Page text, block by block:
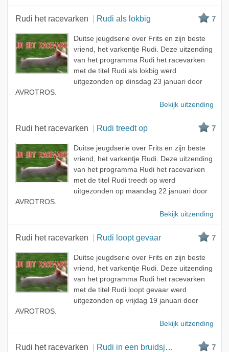
Rudi het racevarken Rudi als lokbig 7
Duitse jeugdserie over Frits en zijn beste
vriend, het varkentje Rudi. Deze uitzending
van het programma Rudi het racevarken
met de titel Rudi als lokbig werd
uitgezonden op dinsdag 23 januari door
AVROTROS.
Bekijk uitzending
Rudi het racevarken Rudi treedt op 7
Duitse jeugdserie over Frits en zijn beste
vriend, het varkentje Rudi. Deze uitzending
van het programma Rudi het racevarken
met de titel Rudi treedt op werd
uitgezonden op maandag 22 januari door
AVROTROS.
Bekijk uitzending
Rudi het racevarken Rudi loopt gevaar 7
Duitse jeugdserie over Frits en zijn beste
vriend, het varkentje Rudi. Deze uitzending
van het programma Rudi het racevarken
met de titel Rudi loopt gevaar werd
uitgezonden op vrijdag 19 januari door
AVROTROS.
Bekijk uitzending
Rudi het racevarken Rudi in een bruidsjurk 7